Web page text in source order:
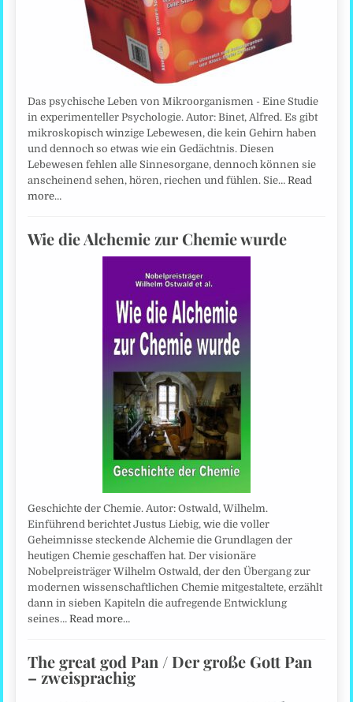
Das psychische Leben von Mikroorganismen - Eine Studie
in experimenteller Psychologie. Autor: Binet, Alfred. Es gibt
mikroskopisch winzige Lebewesen, die kein Gehirn haben
und dennoch so etwas wie ein Gedächtnis. Diesen
Lebewesen fehlen alle Sinnesorgane, dennoch können sie
anscheinend sehen, hören, riechen und fühlen. Sie…Read
more…
Wie die Alchemie zur Chemie wurde
Geschichte der Chemie. Autor: Ostwald, Wilhelm.
Einführend berichtet Justus Liebig, wie die voller
Geheimnisse steckende Alchemie die Grundlagen der
heutigen Chemie geschaffen hat. Der visionäre
Nobelpreisträger Wilhelm Ostwald, der den Übergang zur
modernen wissenschaftlichen Chemie mitgestaltete, erzählt
dann in sieben Kapiteln die aufregende Entwicklung
seines…Read more…
The great god Pan / Der große Gott Pan
– zweisprachig